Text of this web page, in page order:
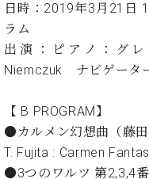
コ
サ
ー
ッ
プ
ラ
イ
楽
教
室
愛
用
の
音
教
室
ご
拶
展
報
ホー
ル・
スタ
日時：2019年3月21
ラム
出演：ピアノ：グ
Niemczuk ナビゲータ
【 B PROGRAM】
●カルメン幻想曲（藤田
T. Fujita : Carmen
●3つのワルツ 第2,3,4